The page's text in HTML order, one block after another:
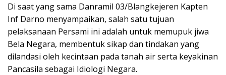
Di saat yang sama Danramil 03/Blangkejeren Kapten
Inf Darno menyampaikan, salah satu tujuan
pelaksanaan Persami ini adalah untuk memupuk jiwa
Bela Negara, membentuk sikap dan tindakan yang
dilandasi oleh kecintaan pada tanah air serta keyakinan
Pancasila sebagai Idiologi Negara.